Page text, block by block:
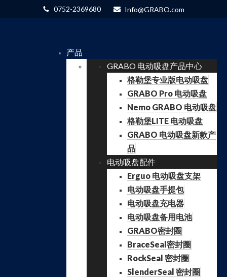
0752-2369680 Info@GRABO.com
产品
GRABO 电动吸盘产品中心
格勒堡专业版电动吸盘
GRABO Pro 电动吸盘
Nemo GRABO 电动吸盘
格勒堡LITE 电动吸盘
GRABO 电动吸盘新款产
品
电动吸盘配件
Erguo 电动吸盘支架
电动吸盘手提包
电动吸盘充电器
电动吸盘备用电池
GRABO密封圈
BraceSeal密封圈
RockSeal 密封圈
SlenderSeal 密封圈